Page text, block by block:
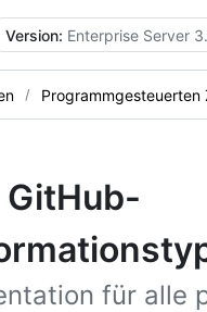
Version: Enterprise Server
GitHub-
für alle